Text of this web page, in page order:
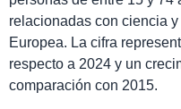
relacionadas con ciencia
Europea. La cifra
respecto a 2024 y un
comparación con 2015.